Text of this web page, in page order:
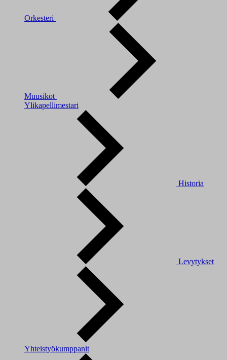
Orkesteri
Muusikot
Ylikapellimestari
Historia
Levytykset
Yhteistyökumppanit